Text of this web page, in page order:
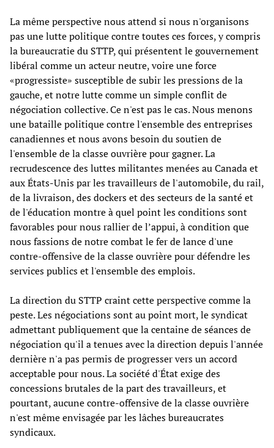
La même perspective nous attend si nous n'organisons
pas une lutte politique contre toutes ces forces, y compris
la bureaucratie du STTP, qui présentent le gouvernement
libéral comme un acteur neutre, voire une force
«progressiste» susceptible de subir les pressions de la
gauche, et notre lutte comme un simple conflit de
négociation collective. Ce n'est pas le cas. Nous menons
une bataille politique contre l'ensemble des entreprises
canadiennes et nous avons besoin du soutien de
l'ensemble de la classe ouvrière pour gagner. La
recrudescence des luttes militantes menées au Canada et
aux États-Unis par les travailleurs de l'automobile, du rail,
de la livraison, des dockers et des secteurs de la santé et
de l'éducation montre à quel point les conditions sont
favorables pour nous rallier de l’appui, à condition que
nous fassions de notre combat le fer de lance d'une
contre-offensive de la classe ouvrière pour défendre les
services publics et l'ensemble des emplois.
La direction du STTP craint cette perspective comme la
peste. Les négociations sont au point mort, le syndicat
admettant publiquement que la centaine de séances de
négociation qu'il a tenues avec la direction depuis l'année
dernière n'a pas permis de progresser vers un accord
acceptable pour nous. La société d'État exige des
concessions brutales de la part des travailleurs, et
pourtant, aucune contre-offensive de la classe ouvrière
n'est même envisagée par les lâches bureaucrates
syndicaux.